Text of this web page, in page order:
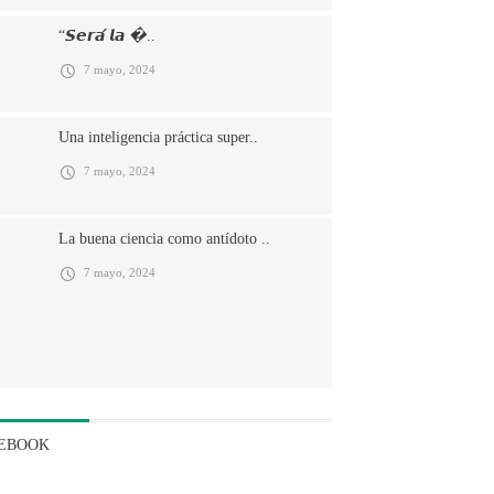
“𝙎𝙚𝙧𝙖́ 𝙡𝙖 �..
7 mayo, 2024
Una inteligencia práctica super..
7 mayo, 2024
La buena ciencia como antídoto ..
7 mayo, 2024